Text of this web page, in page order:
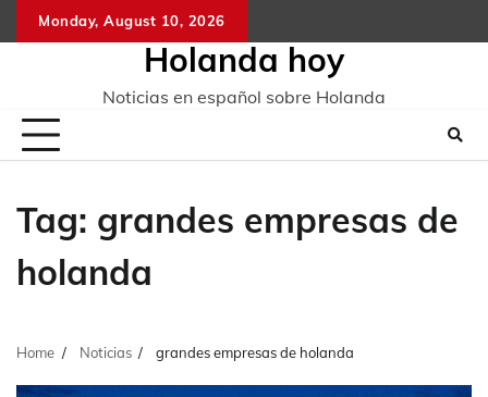
to
Monday, August 10, 2026
Holanda hoy
Noticias en español sobre Holanda
Tag: grandes empresas de
holanda
Home Noticias grandes empresas de holanda